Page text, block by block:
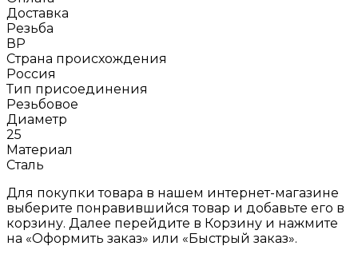
Доставка
Резьба
ВР
Страна происхождения
Россия
Тип присоединения
Резьбовое
Диаметр
25
Материал
Сталь
Для покупки товара в нашем интернет-магазине
выберите понравившийся товар и добавьте его в
корзину. Далее перейдите в Корзину и нажмите
на «Оформить заказ» или «Быстрый заказ».